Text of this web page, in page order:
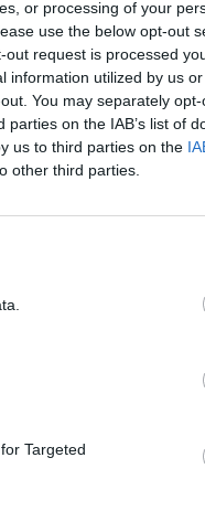
or processing of your
use the below opt-out
request is processed
information utilized by us
You may separately
on the IAB’s list of
us to third parties on the
other third parties.
Targeted
Ž Pavilionio
įspėja apie
nei pusė